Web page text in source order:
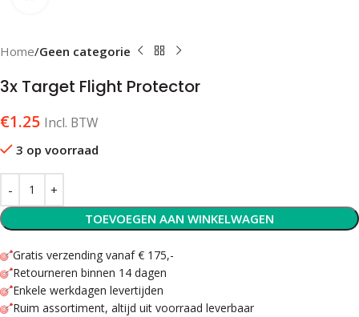
Home Geen categorie
3x Target Flight Protector
€1.25 Incl. BTW
3 op voorraad
TOEVOEGEN AAN WINKELWAGEN
Gratis verzending vanaf € 175,-
Retourneren binnen 14 dagen
Enkele werkdagen levertijden
Ruim assortiment, altijd uit voorraad leverbaar